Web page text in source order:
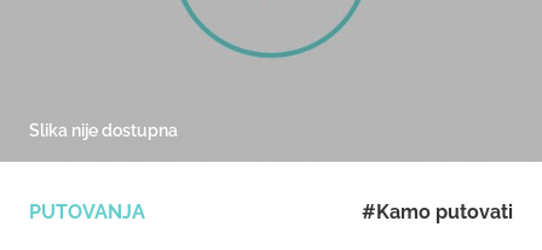
PUTOVANJA #Kamo putovati
Slika nije dostupna